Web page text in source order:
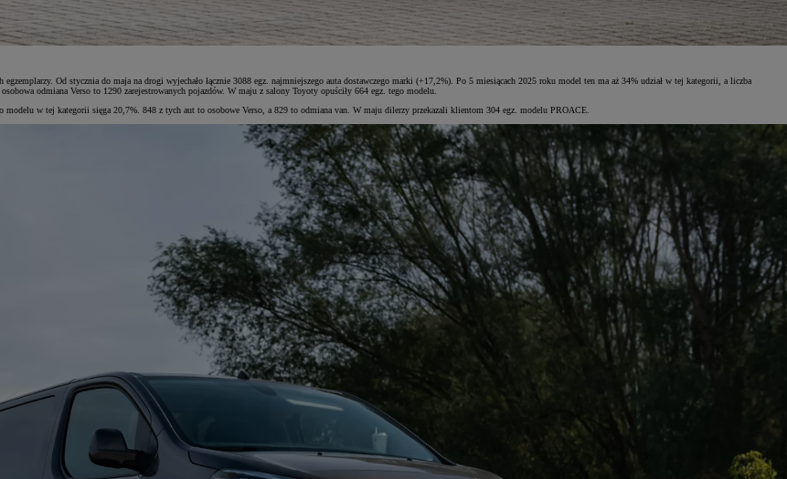
Od stycznia do maja na drogi wyjechało łącznie 3088 egz. najmniejszego auta dostawczego marki (+17,2%). Po 5 miesiącach 2025 roku model ten ma aż 34% udział w tej kategorii, a liczba
odmiana Verso to 1290 zarejestrowanych pojazdów. W maju z salony Toyoty opuściły 664 egz. tego modelu.
w tej kategorii sięga 20,7%. 848 z tych aut to osobowe Verso, a 829 to odmiana van. W maju dilerzy przekazali klientom 304 egz. modelu PROACE.